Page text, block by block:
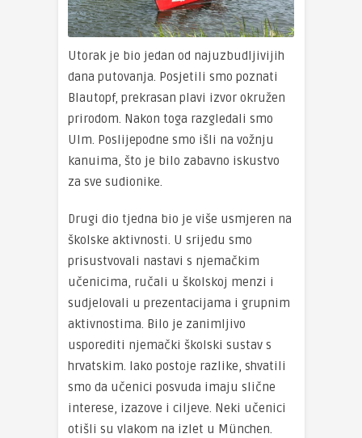
Utorak je bio jedan od najuzbudljivijih
dana putovanja. Posjetili smo poznati
Blautopf, prekrasan plavi izvor okružen
prirodom. Nakon toga razgledali smo
Ulm. Poslijepodne smo išli na vožnju
kanuima, što je bilo zabavno iskustvo
za sve sudionike.
Drugi dio tjedna bio je više usmjeren na
školske aktivnosti. U srijedu smo
prisustvovali nastavi s njemačkim
učenicima, ručali u školskoj menzi i
sudjelovali u prezentacijama i grupnim
aktivnostima. Bilo je zanimljivo
usporediti njemački školski sustav s
hrvatskim. Iako postoje razlike, shvatili
smo da učenici posvuda imaju slične
interese, izazove i ciljeve. Neki učenici
otišli su vlakom na izlet u München.